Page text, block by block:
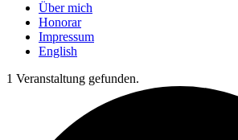
Über mich
Honorar
Impressum
English
1 Veranstaltung gefunden.